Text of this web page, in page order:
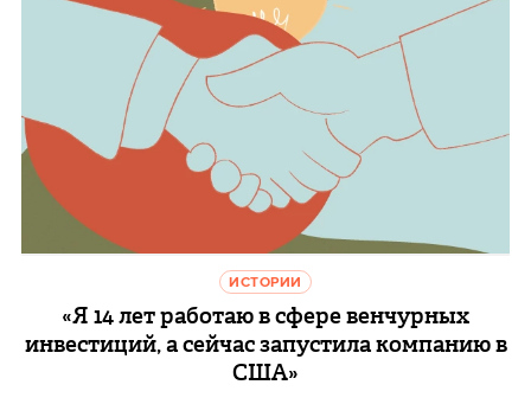
ИСТОРИИ
«Я 14 лет работаю в сфере венчурных
инвестиций, а сейчас запустила компанию в
США»